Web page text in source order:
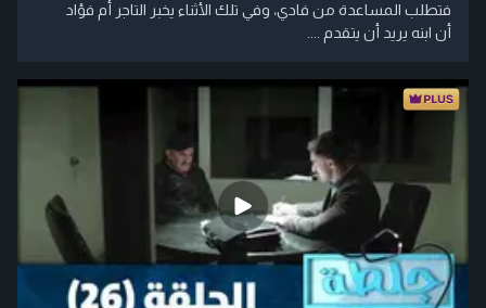
فتطلب المساعدة من فادي، وفي تلك الأثناء يخبر التاجر أم فؤاد
أن ابنه يريد أن يتقدم ....